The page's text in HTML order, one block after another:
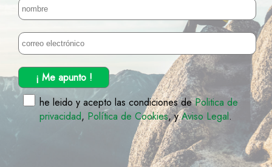
¡ Me apunto !
he leido y acepto las condiciones dePolitica de
privacidad, Política de Cookies, yAviso Legal.